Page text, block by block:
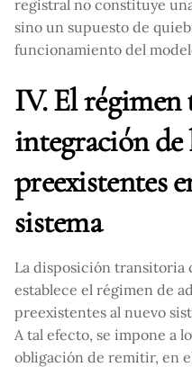
registral no constituye
sino un supuesto de
funcionamiento del
IV. El
integración de
preexistentes
sistema
La disposición transitoria
establece el régimen de
preexistentes al nuevo
A tal efecto, se impone a
obligación de remitir, en